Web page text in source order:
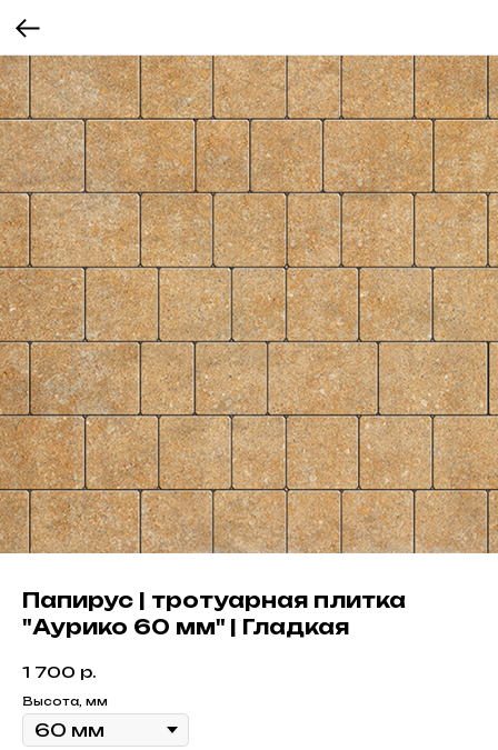
Папирус | тротуарная плитка
"Аурико 60 мм" | Гладкая
1 700 р.
Высота, мм